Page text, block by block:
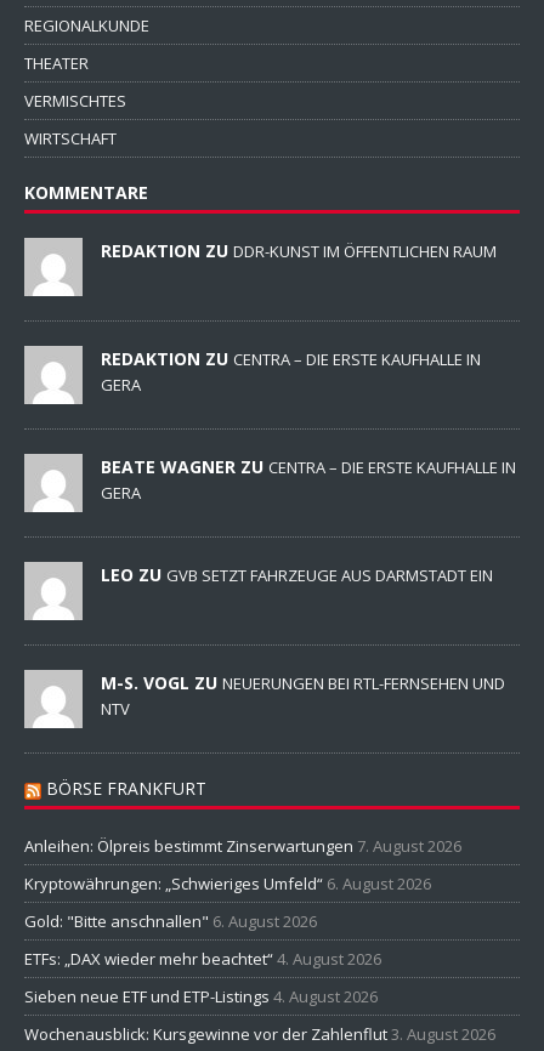
REGIONALKUNDE
THEATER
VERMISCHTES
WIRTSCHAFT
KOMMENTARE
REDAKTION ZU DDR-KUNST IM ÖFFENTLICHEN RAUM
REDAKTION ZU CENTRA – DIE ERSTE KAUFHALLE IN
GERA
BEATE WAGNER ZU CENTRA – DIE ERSTE KAUFHALLE IN
GERA
LEO ZU GVB SETZT FAHRZEUGE AUS DARMSTADT EIN
M-S. VOGL ZU NEUERUNGEN BEI RTL-FERNSEHEN UND
NTV
BÖRSE FRANKFURT
Anleihen: Ölpreis bestimmt Zinserwartungen 7. August 2026
Kryptowährungen: „Schwieriges Umfeld“ 6. August 2026
Gold: "Bitte anschnallen" 6. August 2026
ETFs: „DAX wieder mehr beachtet“4. August 2026
Sieben neue ETF und ETP-Listings 4. August 2026
Wochenausblick: Kursgewinne vor der Zahlenflut3. August 2026